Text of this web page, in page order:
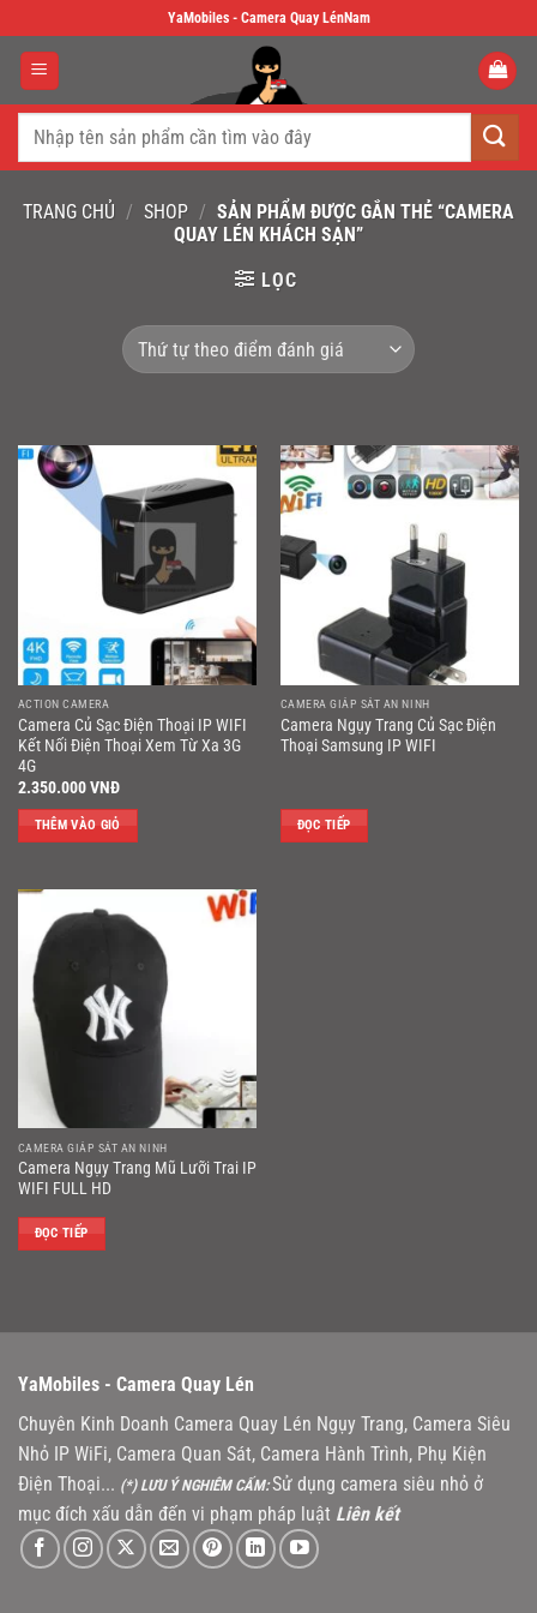
to
content
YaMobiles - Camera Quay LénNam
Tìm
TRANG CHỦ / SHOP / SẢN PHẨM ĐƯỢC GẮN THẺ “CAMERA
QUAY LÉN KHÁCH SẠN”
LỌC
ACTION CAMERA
Camera Củ Sạc Điện Thoại IP WIFI
Kết Nối Điện Thoại Xem Từ Xa 3G
4G
2.350.000VNĐ
THÊM VÀO GIỎ
CAMERA GIÁP SÁT AN NINH
Camera Ngụy Trang Củ Sạc Điện
Thoại Samsung IP WIFI
ĐỌC TIẾP
CAMERA GIÁP SÁT AN NINH
Camera Ngụy Trang Mũ Lưỡi Trai IP
WIFI FULL HD
ĐỌC TIẾP
YaMobiles - Camera Quay Lén
Chuyên Kinh Doanh Camera Quay Lén Ngụy Trang, Camera Siêu
Nhỏ IP WiFi, Camera Quan Sát, Camera Hành Trình, Phụ Kiện
Điện Thoại... (*) LƯU Ý NGHIÊM CẤM:Sử dụng camera siêu nhỏ ở
mục đích xấu dẫn đến vi phạm pháp luật Liên kết